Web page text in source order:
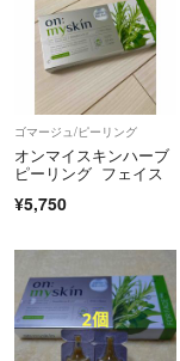
ゴマージュ/ピーリング
オンマイスキンハーブ
ピーリング フェイス
¥5,750